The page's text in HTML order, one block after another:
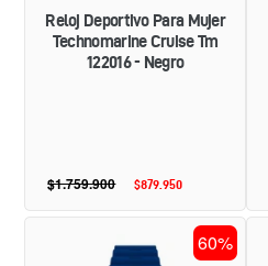
Reloj Deportivo Para Mujer
Technomarine Cruise Tm
122016 - Negro
Precio
oferta
$879.950
Precio
$1.759.900
DEPORTIVO
60%